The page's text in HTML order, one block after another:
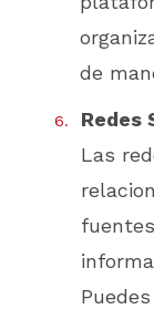
de
Redes
Las